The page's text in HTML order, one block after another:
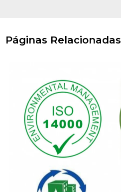
Páginas Relacionadas